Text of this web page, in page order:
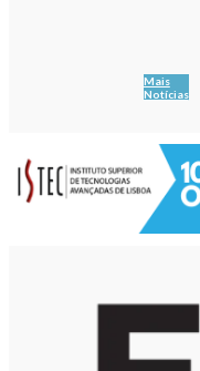
Mais
Notícias